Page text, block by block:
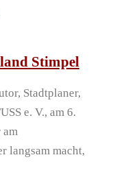
Stimpel
Stadtplaner,
e. V., am 6.
langsam macht,